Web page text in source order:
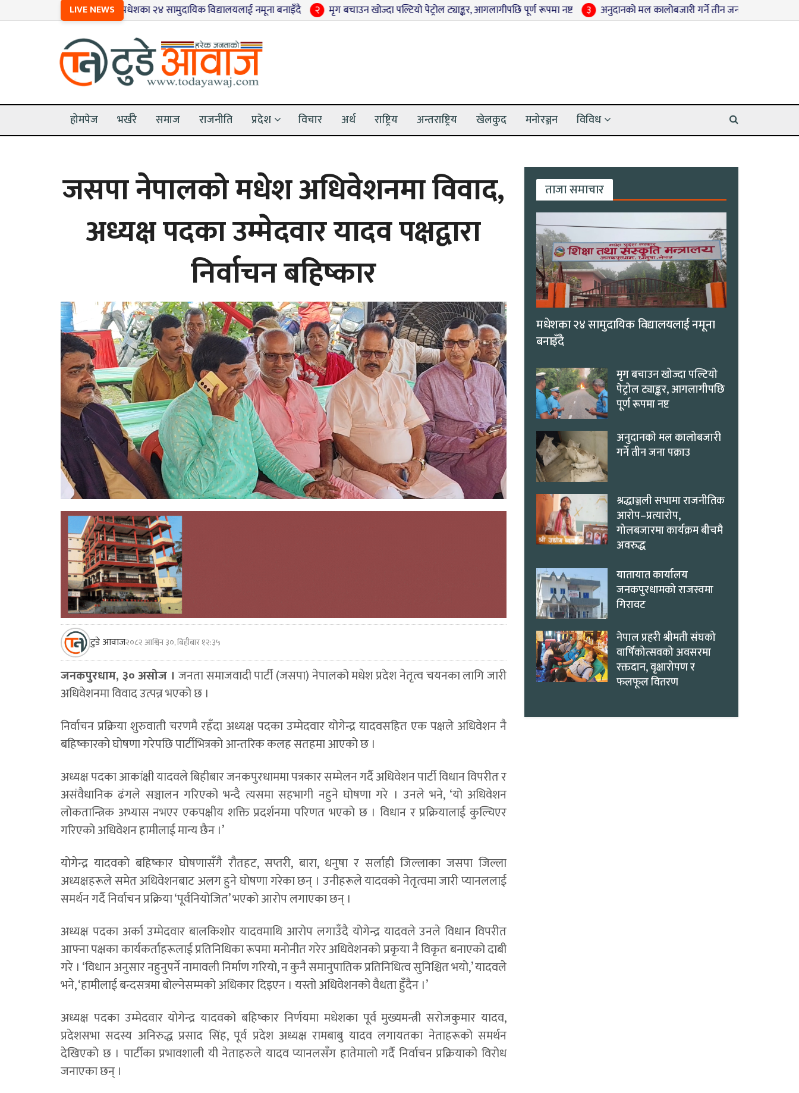
LIVE NEWS
मधेशका २४ सामुदायिक विद्यालयलाई नमूना बनाइँदै २ मृग बचाउन खोज्दा पल्टियो पेट्रोल ट्याङ्कर, आगलागीपछि पूर्ण रूपमा नष्ट ३ अनुदानको मल कालोबजारी गर्ने तीन जना पक्राउ ४
होमपेज भर्खरै समाज राजनीति प्रदेश विचार अर्थ राष्ट्रिय अन्तराष्ट्रिय खेलकुद मनोरञ्जन विविध
जसपा नेपालको मधेश अधिवेशनमा विवाद,
अध्यक्ष पदका उम्मेदवार यादव पक्षद्वारा
निर्वाचन बहिष्कार
टुडे आवाज२०८२ आश्विन ३०, बिहीबार १२:३५
जनकपुरधाम, ३० असोज । जनता समाजवादी पार्टी (जसपा) नेपालको मधेश प्रदेश नेतृत्व चयनका लागि जारी
अधिवेशनमा विवाद उत्पन्न भएको छ ।
निर्वाचन प्रक्रिया शुरुवाती चरणमै रहँदा अध्यक्ष पदका उम्मेदवार योगेन्द्र यादवसहित एक पक्षले अधिवेशन नै
बहिष्कारको घोषणा गरेपछि पार्टीभित्रको आन्तरिक कलह सतहमा आएको छ ।
अध्यक्ष पदका आकांक्षी यादवले बिहीबार जनकपुरधाममा पत्रकार सम्मेलन गर्दै अधिवेशन पार्टी विधान विपरीत र
असंवैधानिक ढंगले सञ्चालन गरिएको भन्दै त्यसमा सहभागी नहुने घोषणा गरे । उनले भने, ‘यो अधिवेशन
लोकतान्त्रिक अभ्यास नभएर एकपक्षीय शक्ति प्रदर्शनमा परिणत भएको छ । विधान र प्रक्रियालाई कुल्चिएर
गरिएको अधिवेशन हामीलाई मान्य छैन ।’
योगेन्द्र यादवको बहिष्कार घोषणासँगै रौतहट, सप्तरी, बारा, धनुषा र सर्लाही जिल्लाका जसपा जिल्ला
अध्यक्षहरूले समेत अधिवेशनबाट अलग हुने घोषणा गरेका छन् । उनीहरूले यादवको नेतृत्वमा जारी प्यानललाई
समर्थन गर्दै निर्वाचन प्रक्रिया ‘पूर्वनियोजित’ भएको आरोप लगाएका छन् ।
अध्यक्ष पदका अर्का उम्मेदवार बालकिशोर यादवमाथि आरोप लगाउँदै योगेन्द्र यादवले उनले विधान विपरीत
आफ्ना पक्षका कार्यकर्ताहरूलाई प्रतिनिधिका रूपमा मनोनीत गरेर अधिवेशनको प्रकृया नै विकृत बनाएको दाबी
गरे । ‘विधान अनुसार नहुनुपर्ने नामावली निर्माण गरियो, न कुनै समानुपातिक प्रतिनिधित्व सुनिश्चित भयो,’ यादवले
भने, ‘हामीलाई बन्दसत्रमा बोल्नेसम्मको अधिकार दिइएन । यस्तो अधिवेशनको वैधता हुँदैन ।’
अध्यक्ष पदका उम्मेदवार योगेन्द्र यादवको बहिष्कार निर्णयमा मधेशका पूर्व मुख्यमन्त्री सरोजकुमार यादव,
प्रदेशसभा सदस्य अनिरुद्ध प्रसाद सिंह, पूर्व प्रदेश अध्यक्ष रामबाबु यादव लगायतका नेताहरूको समर्थन
देखिएको छ । पार्टीका प्रभावशाली यी नेताहरुले यादव प्यानलसँग हातेमालो गर्दै निर्वाचन प्रक्रियाको विरोध
जनाएका छन् ।
ताजा समाचार
मधेशका २४ सामुदायिक विद्यालयलाई नमूना
बनाइँदै
मृग बचाउन खोज्दा पल्टियो
पेट्रोल ट्याङ्कर, आगलागीपछि
पूर्ण रूपमा नष्ट
अनुदानको मल कालोबजारी
गर्ने तीन जना पक्राउ
श्रद्धाञ्जली सभामा राजनीतिक
आरोप–प्रत्यारोप,
गोलबजारमा कार्यक्रम बीचमै
अवरुद्ध
यातायात कार्यालय
जनकपुरधामको राजस्वमा
गिरावट
नेपाल प्रहरी श्रीमती संघको
वार्षिकोत्सवको अवसरमा
रक्तदान, वृक्षारोपण र
फलफूल वितरण